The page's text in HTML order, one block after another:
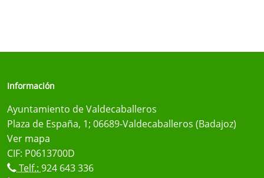
Información
Ayuntamiento de Valdecaballeros
Plaza de España, 1; 06689-Valdecaballeros (Badajoz)
Ver mapa
CIF: P0613700D
Telf.: 924 643 336